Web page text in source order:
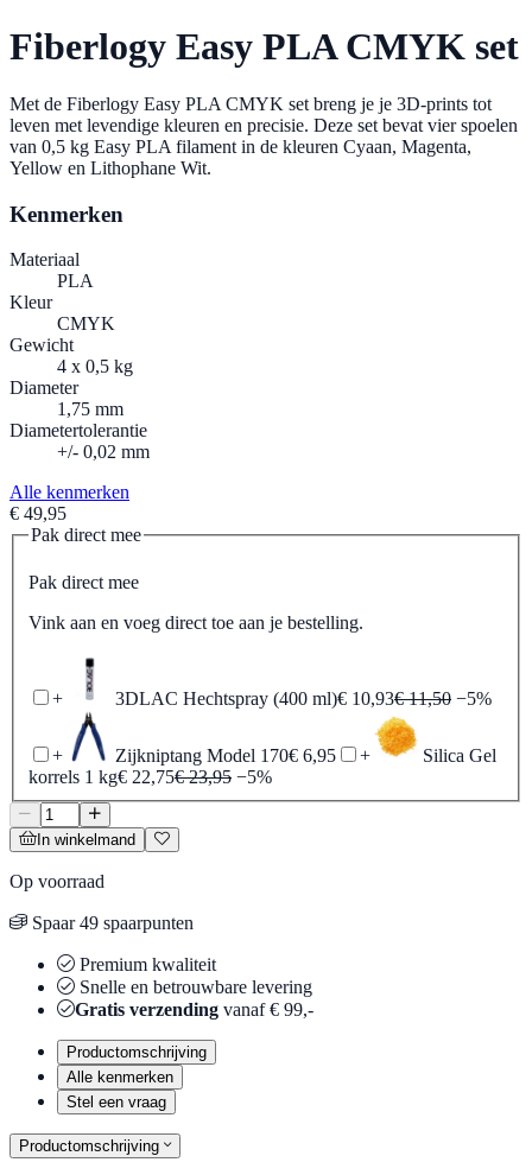
Fiberlogy Easy PLA CMYK set
Met de Fiberlogy Easy PLA CMYK set breng je je 3D-prints tot
leven met levendige kleuren en precisie. Deze set bevat vier spoelen
van 0,5 kg Easy PLA filament in de kleuren Cyaan, Magenta,
Yellow en Lithophane Wit.
Kenmerken
Materiaal
PLA
Kleur
CMYK
Gewicht
4 x 0,5 kg
Diameter
1,75 mm
Diametertolerantie
+/- 0,02 mm
Alle kenmerken
€ 49,95
Pak direct mee
Pak direct mee
Vink aan en voeg direct toe aan je bestelling.
+ 3DLAC Hechtspray (400 ml)€ 10,93€ 11,50 −5%
+ Zijkniptang Model 170€ 6,95 +
Silica Gel
korrels 1 kg€ 22,75€ 23,95 −5%
In winkelmand
Op voorraad
Spaar 49 spaarpunten
Premium kwaliteit
Snelle en betrouwbare levering
Gratis verzending vanaf € 99,-
Productomschrijving
Alle kenmerken
Stel een vraag
Productomschrijving